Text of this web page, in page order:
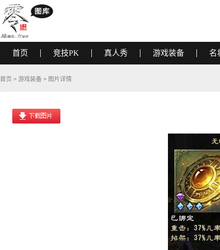
首页 竞技PK 真人秀 游戏装备 名
首页 > 游戏装备 > 图片详情